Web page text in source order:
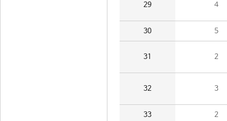
29 4
30 5
31 2
32 3
33 2